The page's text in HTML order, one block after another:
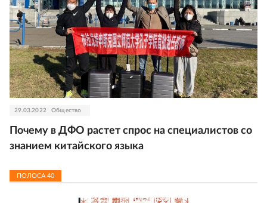
29.03.2022 Общество
Почему в ДФО растет спрос на специалистов со
знанием китайского языка
ПОЛОСА 40